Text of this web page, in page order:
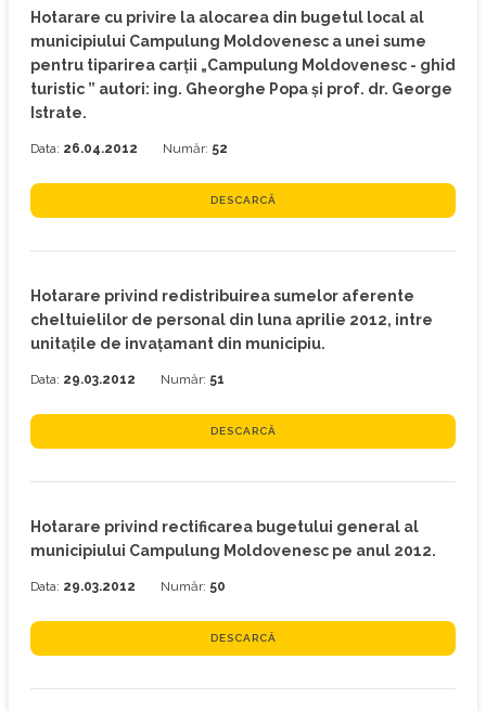
Hotarare cu privire la alocarea din bugetul local al
municipiului Campulung Moldovenesc a unei sume
pentru tiparirea carţii „Campulung Moldovenesc - ghid
turistic ” autori: ing. Gheorghe Popa şi prof. dr. George
Istrate.
Data: 26.04.2012 Număr: 52
DESCARCĂ
Hotarare privind redistribuirea sumelor aferente
cheltuielilor de personal din luna aprilie 2012, intre
unitaţile de invaţamant din municipiu.
Data: 29.03.2012 Număr: 51
DESCARCĂ
Hotarare privind rectificarea bugetului general al
municipiului Campulung Moldovenesc pe anul 2012.
Data: 29.03.2012 Număr: 50
DESCARCĂ